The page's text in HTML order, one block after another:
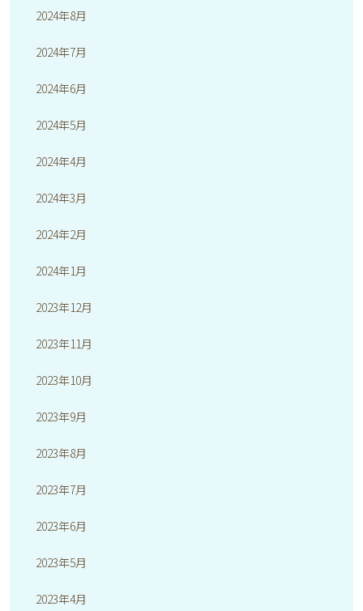
2024年8月
2024年7月
2024年6月
2024年5月
2024年4月
2024年3月
2024年2月
2024年1月
2023年12月
2023年11月
2023年10月
2023年9月
2023年8月
2023年7月
2023年6月
2023年5月
2023年4月